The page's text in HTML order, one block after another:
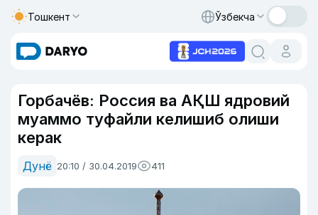
Тошкент Ўзбекча
Горбачёв: Россия ва АҚШ ядровий
муаммо туфайли келишиб олиши
керак
Дунё 20:10 / 30.04.2019 411